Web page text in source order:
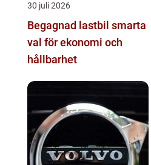
30 juli 2026
Begagnad lastbil smarta
val för ekonomi och
hållbarhet